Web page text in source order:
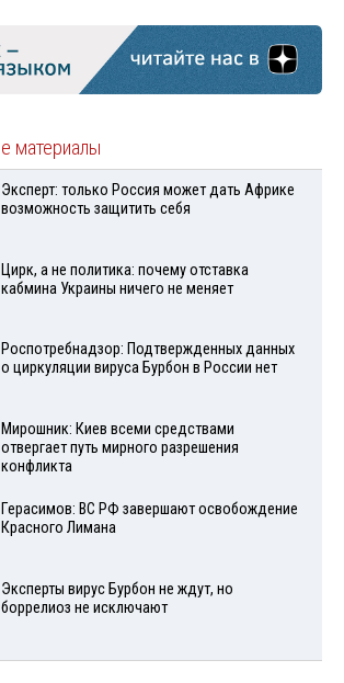
материалы
Эксперт: только Россия может дать Африке
возможность защитить себя
Цирк, а не политика: почему отставка
кабмина Украины ничего не меняет
Роспотребнадзор: Подтвержденных данных
о циркуляции вируса Бурбон в России нет
Мирошник: Киев всеми средствами
отвергает путь мирного разрешения
конфликта
Герасимов: ВС РФ завершают освобождение
Красного Лимана
Эксперты вирус Бурбон не ждут, но
боррелиоз не исключают